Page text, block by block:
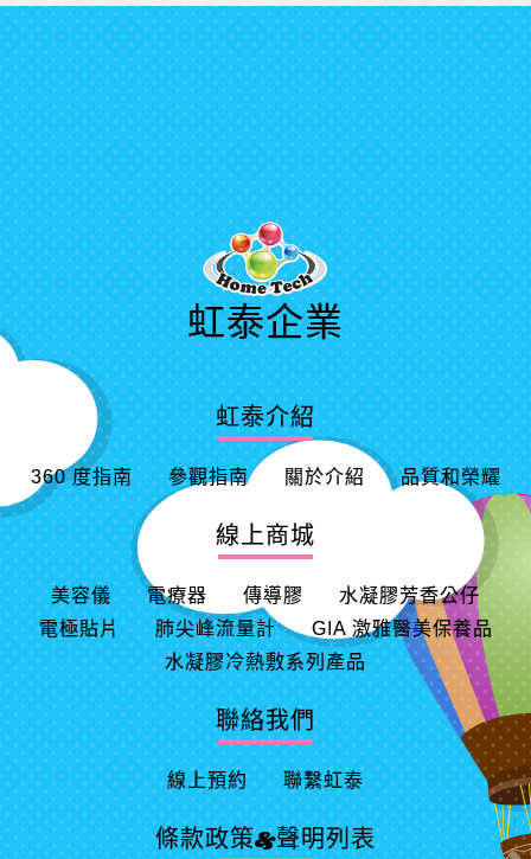
虹泰企業
虹泰介紹
360 度指南 參觀指南 關於介紹 品質和榮耀
線上商城
美容儀 電療器 傳導膠
水凝膠芳香公仔
電極貼片
肺尖峰流量計
GIA 激雅醫美保養品
水凝膠冷熱敷系列產品
聯絡我們
線上預約 聯繫虹泰
條款政策&聲明列表